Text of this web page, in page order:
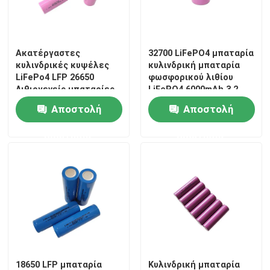
τοποθετημένη τοίχος μπαταρία λίθιου
Από τον ηλιακό υβριδικό αναστροφέα πλέγματος
Ακατέργαστες
κυλινδρικές κυψέλες
LiFePo4 LFP 26650
Λιθιογενείς μπαταρίες
3.2v 2500mah 2800mah
3400mahΑποστολή
32700 LiFePO4 μπαταρία
κυλινδρική μπαταρία
φωσφορικού λιθίου
LiFePO4 6000mAh 3,2
Volt 6000mAh
Αποστολή
18650 LFP μπαταρία Κυλινδρική μπαταρία